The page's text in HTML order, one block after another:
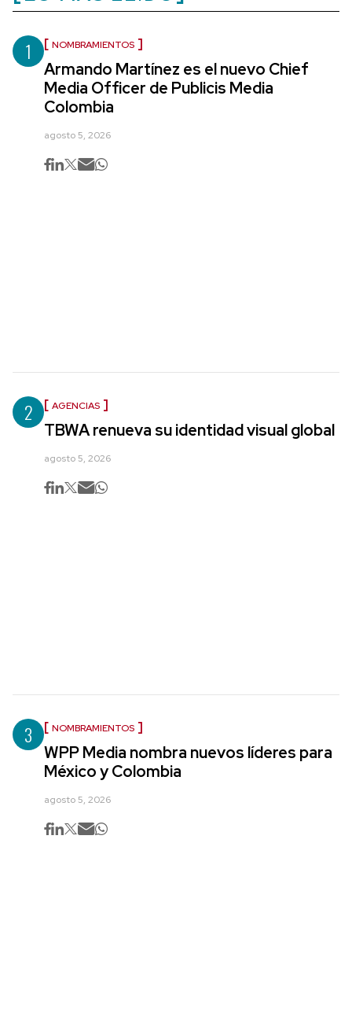
1 NOMBRAMIENTOS
Armando Martínez es el nuevo Chief
Media Officer de Publicis Media
Colombia
agosto 5, 2026
2 AGENCIAS
TBWA renueva su identidad visual global
agosto 5, 2026
3 NOMBRAMIENTOS
WPP Media nombra nuevos líderes para
México y Colombia
agosto 5, 2026